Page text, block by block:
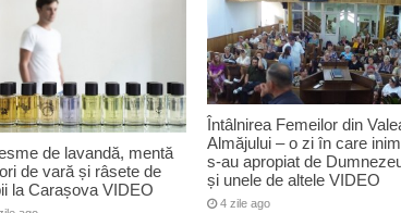
de lavandă, mentă
de vară și râsete de
la Carașova VIDEO
Întâlnirea Femeilor din
Almăjului – o zi în care
s-au apropiat de
și unele de altele VIDEO
4 zile ago